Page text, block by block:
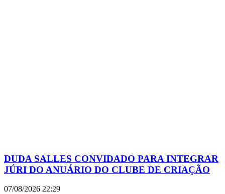
DUDA SALLES CONVIDADO PARA INTEGRAR
JÚRI DO ANUÁRIO DO CLUBE DE CRIAÇÃO
07/08/2026 22:29